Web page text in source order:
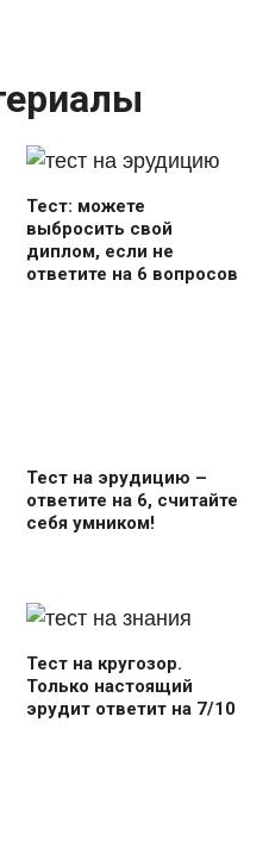
Тест: можете
выбросить свой
диплом, если не
ответите на 6 вопросов
Тест на эрудицию –
ответите на 6, считайте
себя умником!
Тест на кругозор.
Только настоящий
эрудит ответит на 7/10